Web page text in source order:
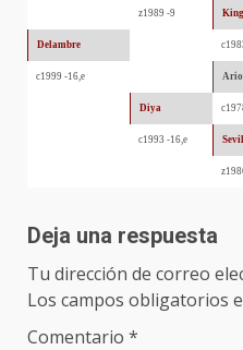
z1989 -9
Delambre
c1999 -16,e
Diya
c1993 -16,e
Deja una respuesta
Tu dirección de correo
Los campos obligatorios
Comentario *